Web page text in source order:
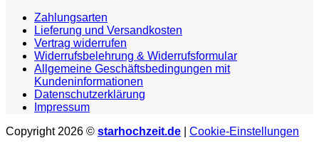
Zahlungsarten
Lieferung und Versandkosten
Vertrag widerrufen
Widerrufsbelehrung & Widerrufsformular
Allgemeine Geschäftsbedingungen mit
Kundeninformationen
Datenschutzerklärung
Impressum
Copyright 2026 © starhochzeit.de Cookie-Einstellungen